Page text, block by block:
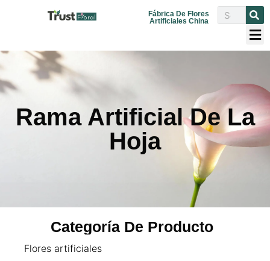
Fábrica De Flores
Artificiales China
Rama Artificial De La
Hoja
Categoría De Producto
Flores artificiales